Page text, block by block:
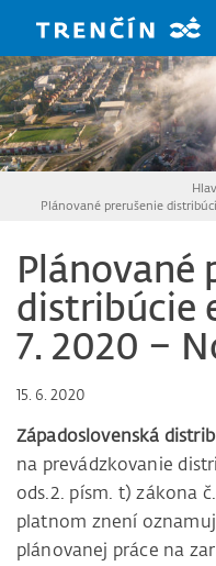
Plánované prerušenie
Plánované
distribúcie
7. 2020 –
15. 6. 2020
Západoslovenská
na prevádzkovanie
ods.2. písm. t) zákona
platnom znení
plánovanej práce na